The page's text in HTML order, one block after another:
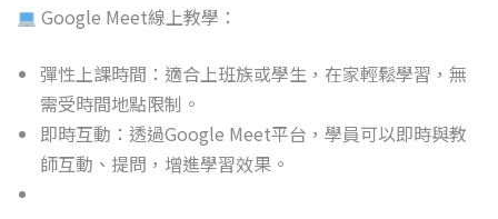
Google Meet線上教學：
彈性上課時間：適合上班族或學生，在家輕鬆學習，無
需受時間地點限制。
即時互動：透過Google Meet平台，學員可以即時與教
師互動、提問，增進學習效果。